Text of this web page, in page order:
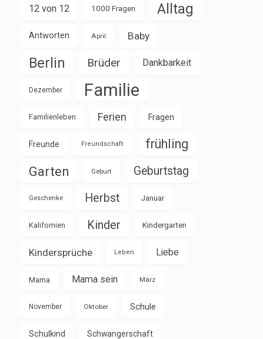
12 von 12 1000 Fragen Alltag
Antworten April Baby
Berlin Brüder Dankbarkeit
Dezember Familie
Familienleben Ferien Fragen
Freunde Freundschaft frühling
Garten Geburt Geburtstag
Geschenke Herbst Januar
Kalifornien Kinder Kindergarten
Kindersprüche Leben Liebe
Mama Mama sein März
November Oktober Schule
Schulkind Schwangerschaft